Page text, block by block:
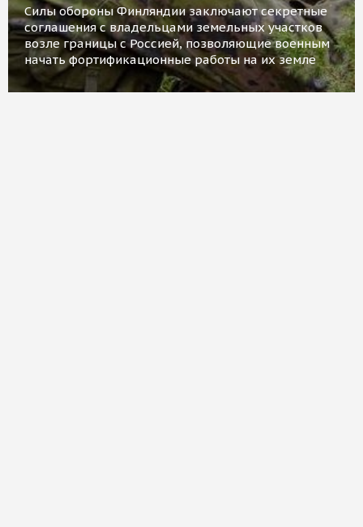
Силы обороны Финляндии заключают секретные
соглашения с владельцами земельных участков
возле границы с Россией, позволяющие военным
начать фортификационные работы на их земле